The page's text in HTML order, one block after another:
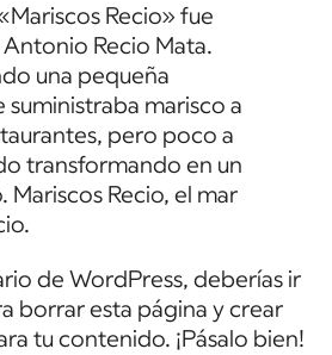
Recio» fue
Recio Mata.
una pequeña
suministraba marisco a
pero poco a
transformando en un
Mariscos Recio, el mar
de WordPress, deberías ir
borrar esta página y crear
tu contenido. ¡Pásalo bien!